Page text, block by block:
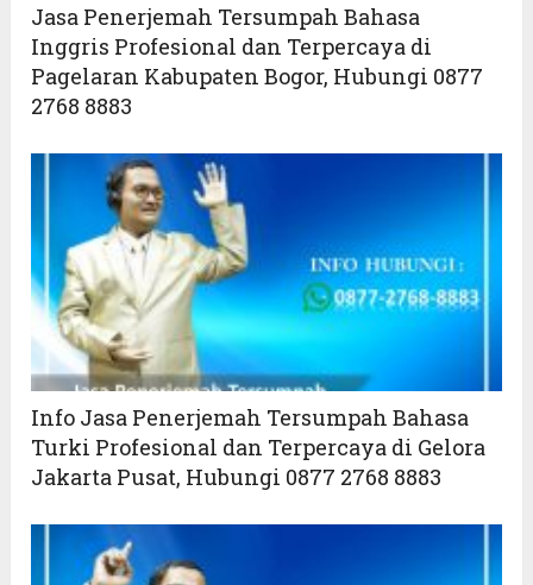
Jasa Penerjemah Tersumpah Bahasa
Inggris Profesional dan Terpercaya di
Pagelaran Kabupaten Bogor, Hubungi 0877
2768 8883
Info Jasa Penerjemah Tersumpah Bahasa
Turki Profesional dan Terpercaya di Gelora
Jakarta Pusat, Hubungi 0877 2768 8883